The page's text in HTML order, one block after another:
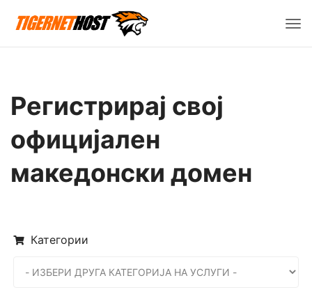
Регистрирај свој
официјален
македонски домен
Категории